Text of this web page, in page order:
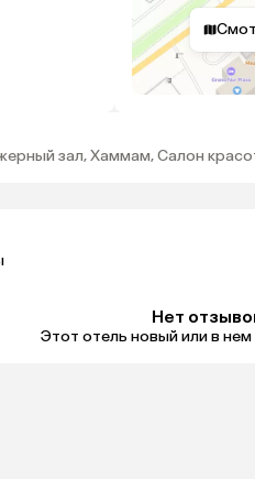
зал, Хаммам, Салон
Нет
Этот отель новый или в